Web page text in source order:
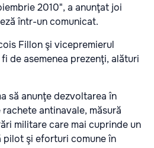
2010", a anunţat joi
într-un comunicat.
Fillon şi vicepremierul
de asemenea prezenţi, alături
să anunţe dezvoltarea în
antinavale, măsură
militare care mai cuprinde un
şi eforturi comune în